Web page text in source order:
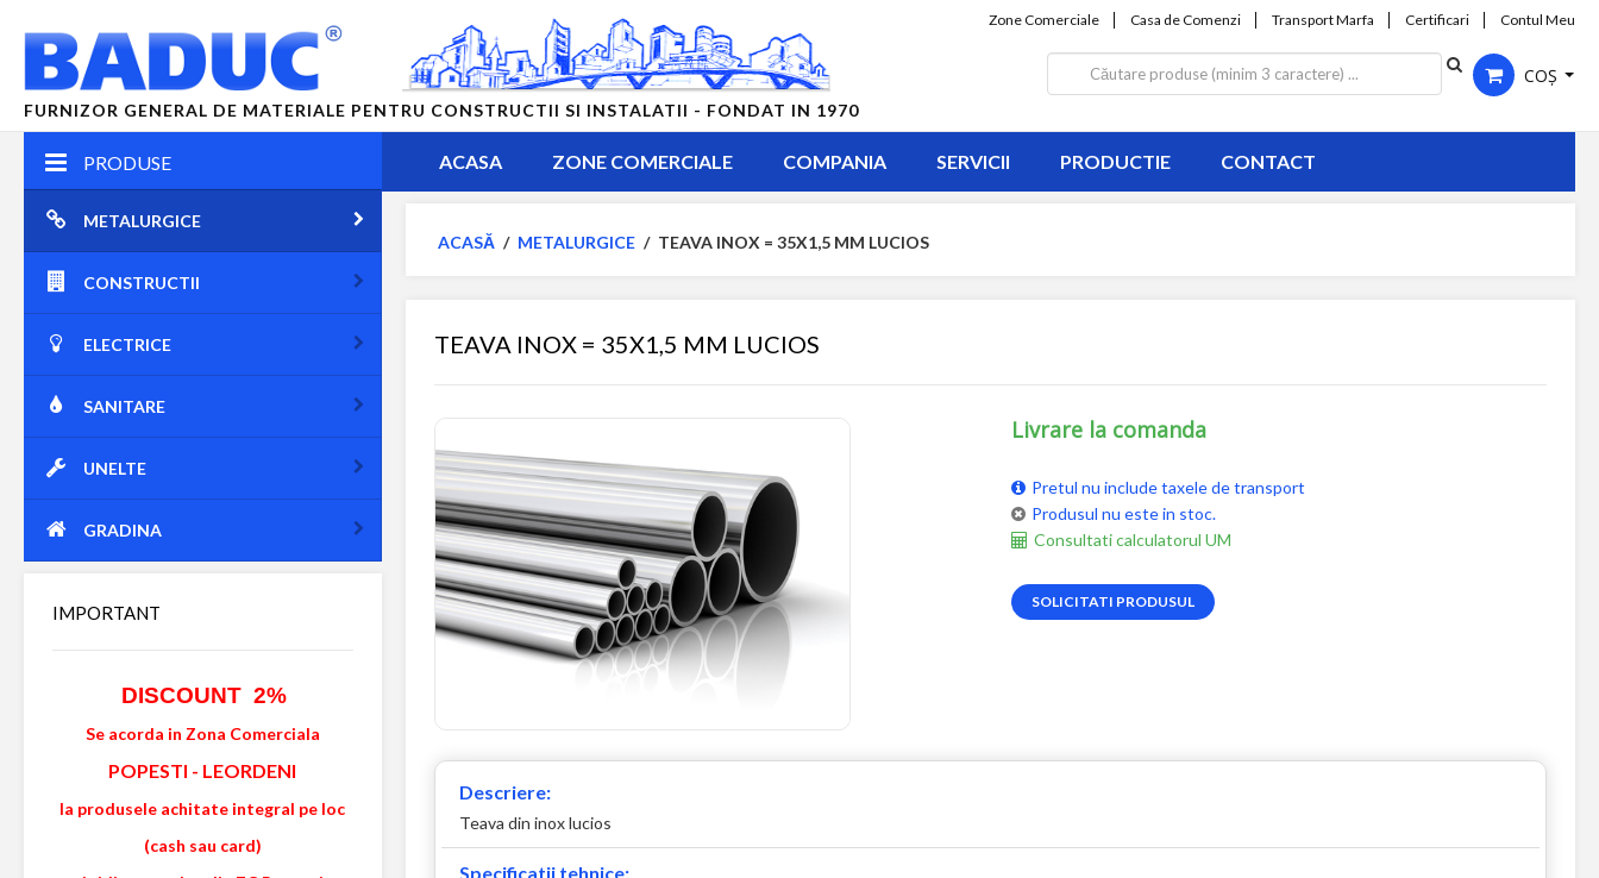
FURNIZOR GENERAL DE MATERIALE PENTRU CONSTRUCTII SI INSTALATII - FONDAT IN 1970
Zone Comerciale Casa de Comenzi Transport Marfa Certificari Contul Meu
COȘ
PRODUSE
METALURGICE
CONSTRUCTII
ELECTRICE
SANITARE
UNELTE
GRADINA
IMPORTANT
DISCOUNT 2%
Se acorda in Zona Comerciala
POPESTI - LEORDENI
la produsele achitate integral pe loc
(cash sau card)
ACASA ZONE COMERCIALE COMPANIA SERVICII PRODUCTIE CONTACT
ACASĂ / METALURGICE / TEAVA INOX = 35X1,5 MM LUCIOS
TEAVA INOX = 35X1,5 MM LUCIOS
Livrare la comanda
Pretul nu include taxele de transport
Produsul nu este in stoc.
Consultati calculatorul UM
SOLICITATI PRODUSUL
Descriere:
Teava din inox lucios
Specificatii tehnice: